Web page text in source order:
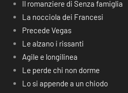
Il romanziere di Senza famiglia
La nocciola dei Francesi
Precede Vegas
Le alzano i rissanti
Agile e longilinea
Le perde chi non dorme
Lo si appende a un chiodo